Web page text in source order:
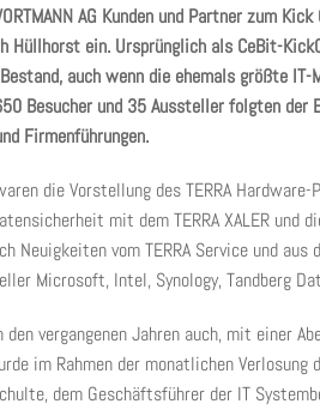
AG Kunden und Partner zum
Hüllhorst ein. Ursprünglich als CeBit-
auch wenn die ehemals größte
Besucher und 35 Aussteller folgten der
Firmenführungen.
die Vorstellung des TERRA
mit dem TERRA XALER und
Neuigkeiten vom TERRA Service und aus
Microsoft, Intel, Synology, Tandberg
vergangenen Jahren auch, mit einer
im Rahmen der monatlichen Verlosung
dem Geschäftsführer der IT